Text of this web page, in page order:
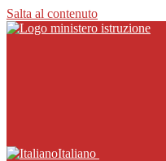
Salta al contenuto
Italiano